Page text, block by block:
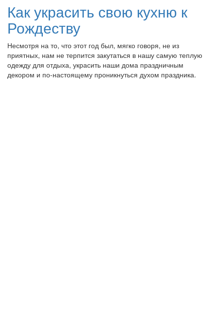
Как украсить свою кухню к
Рождеству
Несмотря на то, что этот год был, мягко говоря, не из
приятных, нам не терпится закутаться в нашу самую теплую
одежду для отдыха, украсить наши дома праздничным
декором и по-настоящему проникнуться духом праздника.